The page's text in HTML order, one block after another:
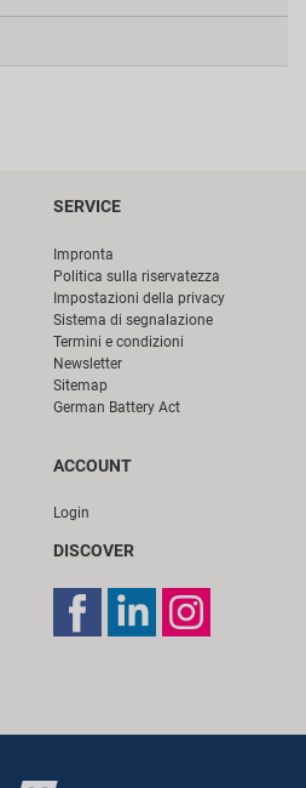
SERVICE
Impronta
Politica sulla riservatezza
Impostazioni della privacy
Sistema di segnalazione
Termini e condizioni
Newsletter
Sitemap
German Battery Act
ACCOUNT
Login
DISCOVER